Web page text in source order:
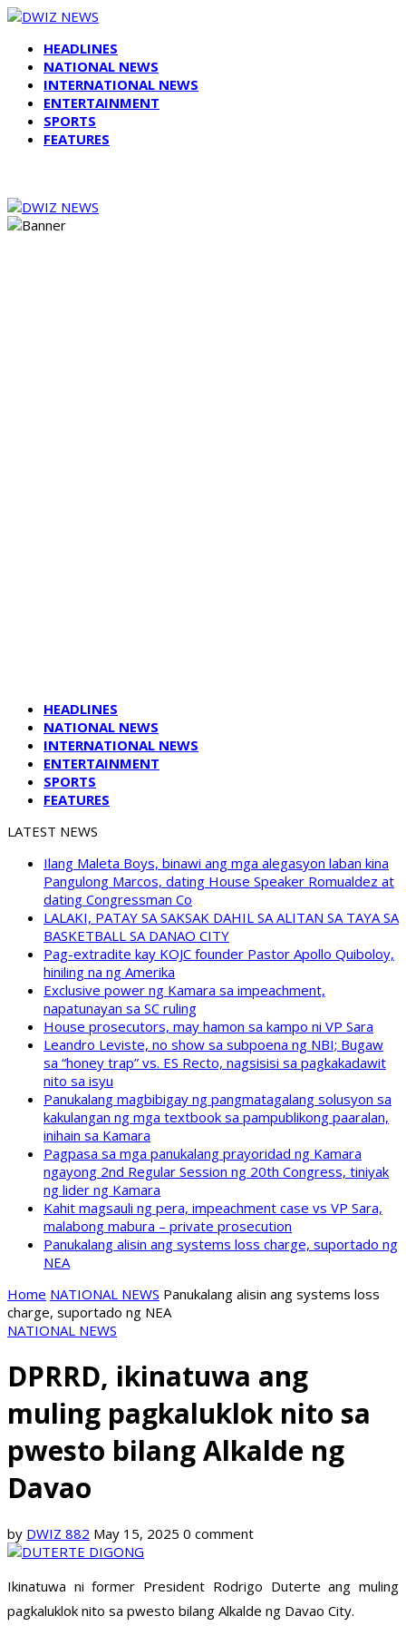
HEADLINES
NATIONAL NEWS
INTERNATIONAL NEWS
ENTERTAINMENT
SPORTS
FEATURES
HEADLINES
NATIONAL NEWS
INTERNATIONAL NEWS
ENTERTAINMENT
SPORTS
FEATURES
LATEST NEWS
Ilang Maleta Boys, binawi ang mga alegasyon laban kina
Pangulong Marcos, dating House Speaker Romualdez at
dating Congressman Co
LALAKI, PATAY SA SAKSAK DAHIL SA ALITAN SA TAYA SA
BASKETBALL SA DANAO CITY
Pag-extradite kay KOJC founder Pastor Apollo Quiboloy,
hiniling na ng Amerika
Exclusive power ng Kamara sa impeachment,
napatunayan sa SC ruling
House prosecutors, may hamon sa kampo ni VP Sara
Leandro Leviste, no show sa subpoena ng NBI; Bugaw
sa “honey trap” vs. ES Recto, nagsisisi sa pagkakadawit
nito sa isyu
Panukalang magbibigay ng pangmatagalang solusyon sa
kakulangan ng mga textbook sa pampublikong paaralan,
inihain sa Kamara
Pagpasa sa mga panukalang prayoridad ng Kamara
ngayong 2nd Regular Session ng 20th Congress, tiniyak
ng lider ng Kamara
Kahit magsauli ng pera, impeachment case vs VP Sara,
malabong mabura – private prosecution
Panukalang alisin ang systems loss charge, suportado ng
NEA
Home NATIONAL NEWS Panukalang alisin ang systems loss
charge, suportado ng NEA
NATIONAL NEWS
DPRRD, ikinatuwa ang
muling pagkaluklok nito sa
pwesto bilang Alkalde ng
Davao
by DWIZ 882 May 15, 2025 0 comment
Ikinatuwa ni former President Rodrigo Duterte ang muling
pagkaluklok nito sa pwesto bilang Alkalde ng Davao City.